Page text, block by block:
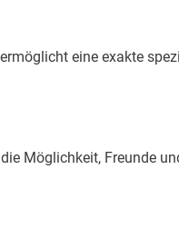
eine exakte
Möglichkeit, Freunde